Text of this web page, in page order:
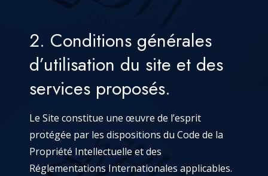
2. Conditions générales
d’utilisation du site et des
services proposés.
Le Site constitue une œuvre de l’esprit
protégée par les dispositions du Code de la
Propriété Intellectuelle et des
Réglementations Internationales applicables.